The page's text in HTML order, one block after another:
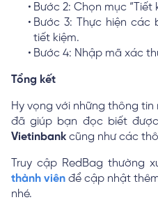
Bước 2: Chọn mục “Tiết
Bước 3: Thực hiện
tiết kiệm.
Bước 4: Nhập mã xác
Tổng kết
Hy vọng với những thông tin
đã giúp bạn đọc biết
Vietinbank cũng như các
Truy cập RedBag thường
thành viên để cập nhật
nhé.